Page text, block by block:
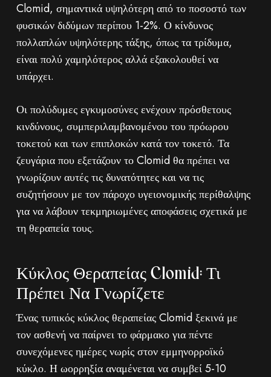
Clomid, σημαντικά υψηλότερη από το ποσοστό των
φυσικών διδύμων περίπου 1-2%. Ο κίνδυνος
πολλαπλών υψηλότερης τάξης, όπως τα τρίδυμα,
είναι πολύ χαμηλότερος αλλά εξακολουθεί να
υπάρχει.
Οι πολύδυμες εγκυμοσύνες ενέχουν πρόσθετους
κινδύνους, συμπεριλαμβανομένου του πρόωρου
τοκετού και των επιπλοκών κατά τον τοκετό. Τα
ζευγάρια που εξετάζουν το Clomid θα πρέπει να
γνωρίζουν αυτές τις δυνατότητες και να τις
συζητήσουν με τον πάροχο υγειονομικής περίθαλψης
για να λάβουν τεκμηριωμένες αποφάσεις σχετικά με
τη θεραπεία τους.
Κύκλος Θεραπείας Clomid: Τι
Πρέπει Να Γνωρίζετε
Ένας τυπικός κύκλος θεραπείας Clomid ξεκινά με
τον ασθενή να παίρνει το φάρμακο για πέντε
συνεχόμενες ημέρες νωρίς στον εμμηνορροϊκό
κύκλο. Η ωορρηξία αναμένεται να συμβεί 5-10